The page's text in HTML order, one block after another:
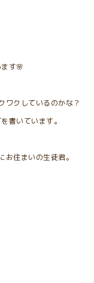
す🌸
ワクしているのかな？
書いています。
住まいの生徒君。